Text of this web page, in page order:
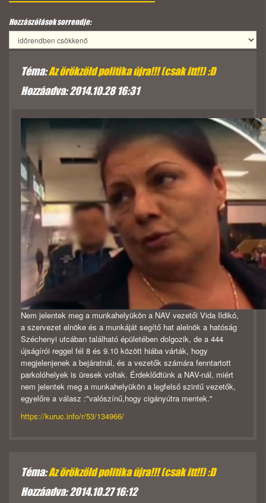
Hozzászólások sorrendje:
Téma:Az örökzöld politika újra!!! (csak itt!!) :D
Hozzáadva: 2014.10.28 16:31
Nem jelentek meg a munkahelyükön a NAV vezetői Vida Ildikó,
a szervezet elnöke és a munkáját segítő hat alelnök a hatóság
Széchenyi utcában található épületében dolgozik, de a 444
újságírói reggel fél 8 és 9.10 között hiába várták, hogy
megjelenjenek a bejáratnál, és a vezetők számára fenntartott
parkolóhelyek is üresek voltak. Érdeklődtünk a NAV-nál, miért
nem jelentek meg a munkahelyükön a legfelső szintű vezetők,
egyelőre a válasz :"valószínű,hogy cigányútra mentek."
https://kuruc.info/r/53/134966/
Téma:Az örökzöld politika újra!!! (csak itt!!) :D
Hozzáadva: 2014.10.27 16:12